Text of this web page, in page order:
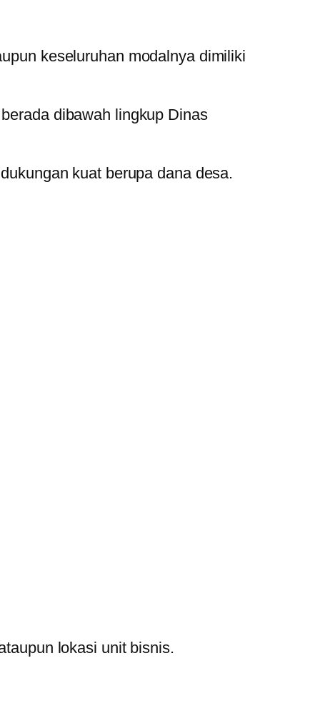
keseluruhan modalnya dimiliki
dibawah lingkup Dinas
kuat berupa dana desa.
lokasi unit bisnis.